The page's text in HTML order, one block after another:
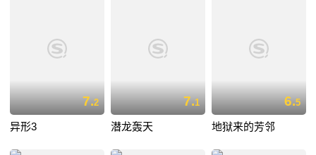
7.2
异形3
7.1
潜龙轰天
6.5
地狱来的芳邻